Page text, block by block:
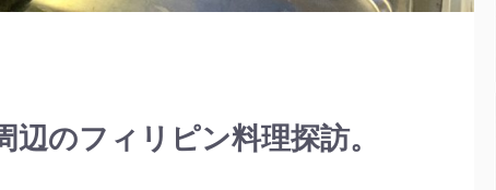
のフィリピン料理探訪。